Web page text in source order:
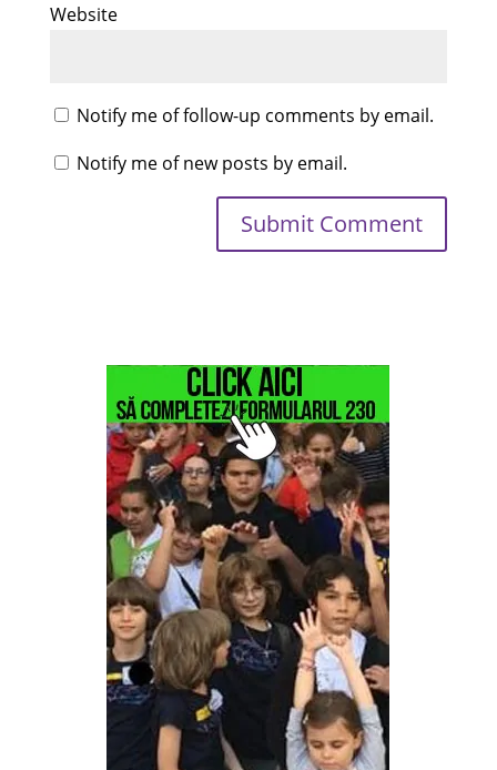
Website
Notify me of follow-up comments by email.
Notify me of new posts by email.